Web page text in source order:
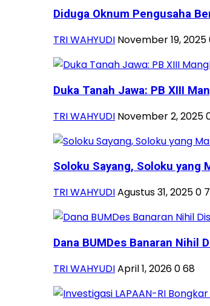
Diduga Oknum Pengusaha
TRI WAHYUDI November 19, 2025
Duka Tanah Jawa: PB XIII
TRI WAHYUDI November 2, 2025
Soloku Sayang, Soloku yang
TRI WAHYUDIAgustus 31, 20250
Dana BUMDes Banaran Nihil
TRI WAHYUDIApril 1, 2026068